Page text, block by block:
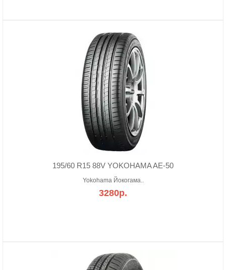
195/60 R15 88V YOKOHAMA AE-50
Yokohama Йокогама..
3280р.